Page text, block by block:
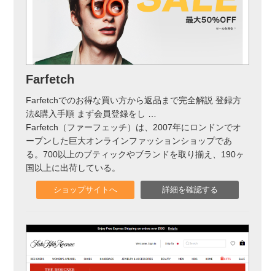
バイマ活動の疑問に売れっ子現役バイヤーが答えてみた
実録！海外ショップで買ってみた！
海外SHOP LIST
Farfetch
Farfetchでのお得な買い方から返品まで完全解説 登録方
法&購入手順 まず会員登録をし …
Farfetch（ファーフェッチ）は、2007年にロンドンでオ
ープンした巨大オンラインファッションショップであ
る。700以上のブティックやブランドを取り揃え、190ヶ
国以上に出荷している。
ショップサイトへ 詳細を確認する